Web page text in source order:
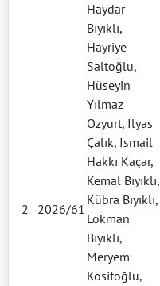
2 2026/61
Haydar
Bıyıklı,
Hayriye
Saltoğlu,
Hüseyin
Yılmaz
Özyurt, İlyas
Çalık, İsmail
Hakkı Kaçar,
Kemal Bıyıklı,
Kübra Bıyıklı,
Lokman
Bıyıklı,
Meryem
Kosifoğlu,